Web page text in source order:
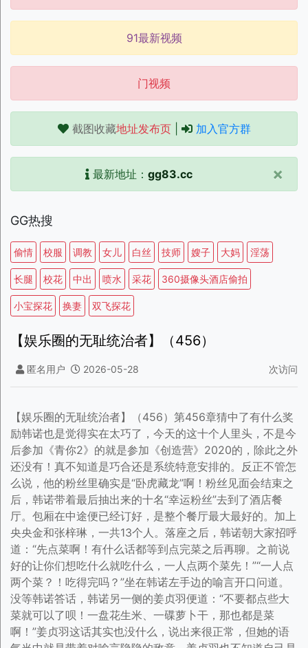
91最新视频
门视频
截图收藏地址发布页| 加入官方群
最新地址： gg83.cc ×
GG热搜
偷情 校服 调教 女儿 白丝 技师 嫂子 大妈 淫荡
长腿 校花 中出 喷水 采花 360摄像头酒店偷拍
小宝探花 换妻 双飞探花
【娱乐圈的无耻统治者】（456）
匿名用户 2026-05-28 次访问
【娱乐圈的无耻统治者】（456）第456章猜中了有什么奖
励韩诺也是觉得实在太巧了，今天的这十个人里头，不是今
后参加《青你2》的就是参加《创造营》2020的，除此之外
还没有！真不知道是巧合还是系统特意安排的。反正不管怎
么说，他的粉丝里确实是“卧虎藏龙”啊！粉丝见面会结束之
后，韩诺带着最后抽出来的十名“幸运粉丝”去到了酒店餐
厅。包厢在中途便已经订好，是整个餐厅最大最好的。加上
央央金和张梓琳，一共13个人。落座之后，韩诺朝大家招呼
道：“先点菜啊！有什么话都等到点完菜之后再聊。之前说
好的让你们想吃什么就吃什么，一人点两个菜先！”“一人点
两个菜？！吃得完吗？”坐在韩诺左手边的喻言开口问道。
没等韩诺答话，韩诺另一侧的姜贞羽便道：“不要都点些大
菜就可以了呗！一盘花生米、一碟萝卜干，那也都是菜
啊！”姜贞羽这话其实也没什么，说出来很正常，但她的语